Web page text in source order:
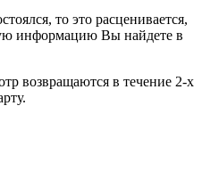
то это расценивается,
информацию Вы найдете в
возвращаются в течение 2-х